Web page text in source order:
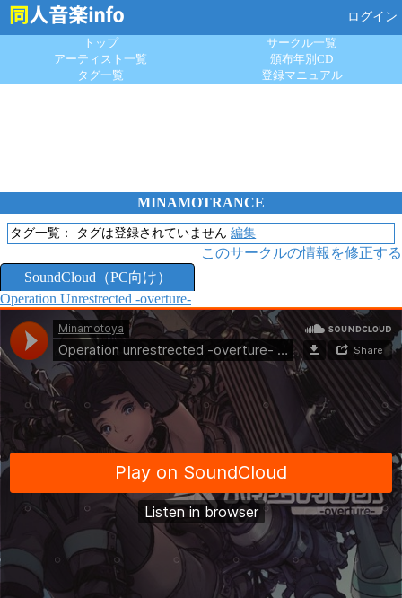
ログイン
トップ
サークル一覧
アーティスト一覧
頒布年別CD
タグ一覧
登録マニュアル
MINAMOTRANCE
タグ一覧： タグは登録されていません 編集
このサークルの情報を修正する
SoundCloud（PC向け）
Operation Unrestrected -overture-